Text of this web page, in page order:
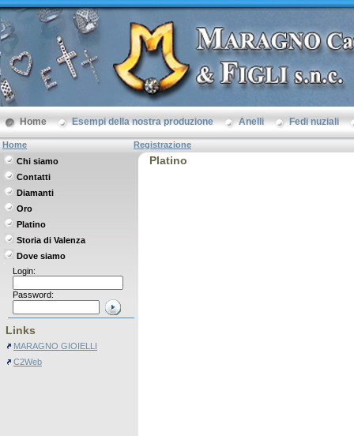
Home Esempi della nostra produzione Anelli Fedi nuziali
Home
Registrazione
Chi siamo
Contatti
Diamanti
Oro
Platino
Storia di Valenza
Dove siamo
Login:
Password:
Links
MARAGNO GIOIELLI
C2Web
Platino